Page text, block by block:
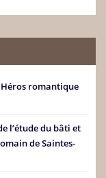
Héros romantique
l’étude du bâti et
de Saintes-